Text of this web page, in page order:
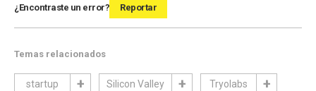
¿Encontraste un error? Reportar
Temas relacionados
startup Silicon Valley Tryolabs